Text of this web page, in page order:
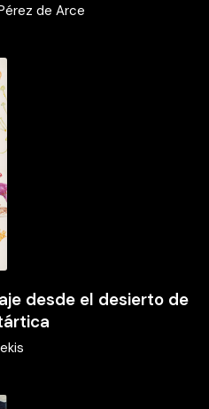
de Arce
desde el desierto de